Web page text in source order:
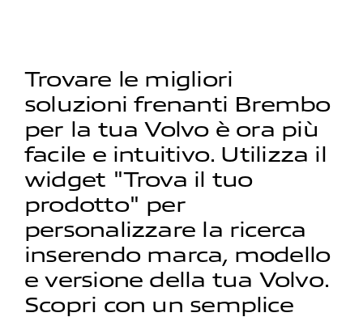
Trovare le migliori
soluzioni frenanti Brembo
per la tua Volvo è ora più
facile e intuitivo. Utilizza il
widget "Trova il tuo
prodotto" per
personalizzare la ricerca
inserendo marca, modello
e versione della tua Volvo.
Scopri con un semplice